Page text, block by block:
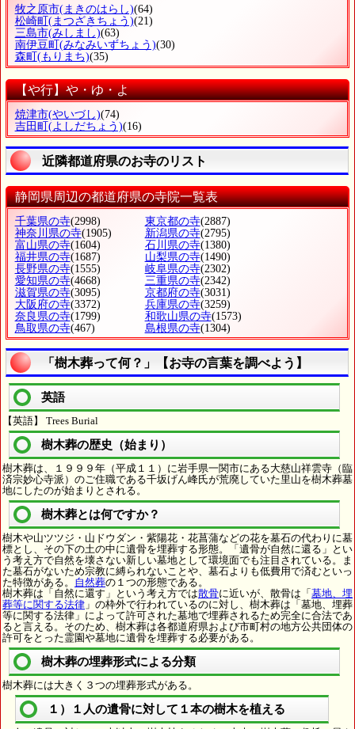
牧之原市(まきのはらし)(64)
松崎町 (まつざきちょう)(21)
三島市(みしまし)(63)
南伊豆町 (みなみいずちょう)(30)
森町 (もりまち)(35)
【や行】や・ゆ・よ
焼津市(やいづし)(74)
吉田町 (よしだちょう)(16)
近隣都道府県のお寺のリスト
静岡県周辺の都道府県の寺院一覧表
千葉県の寺(2998) 東京都の寺(2887)
神奈川県の寺(1905) 新潟県の寺(2795)
富山県の寺(1604) 石川県の寺(1380)
福井県の寺(1687) 山梨県の寺(1490)
長野県の寺(1555) 岐阜県の寺(2302)
愛知県の寺(4668) 三重県の寺(2342)
滋賀県の寺(3095) 京都府の寺(3031)
大阪府の寺(3372) 兵庫県の寺(3259)
奈良県の寺(1799) 和歌山県の寺(1573)
鳥取県の寺(467) 島根県の寺(1304)
「樹木葬って何？」【お寺の言葉を調べよう】
英語
【英語】 Trees Burial
樹木葬の歴史（始まり）
樹木葬は、１９９９年（平成１１）に岩手県一関市にある大慈山祥雲寺（臨
済宗妙心寺派）のご住職である千坂げん峰氏が荒廃していた里山を樹木葬墓
地にしたのが始まりとされる。
樹木葬とは何ですか？
樹木や山ツツジ・山ドウダン・紫陽花・花菖蒲などの花を墓石の代わりに墓
標とし、その下の土の中に遺骨を埋葬する形態。「遺骨が自然に還る」とい
う考え方で自然を壊さない新しい墓地として環境面でも注目されている。ま
た墓石がないため宗教に縛られないことや、墓石よりも低費用で済むといっ
た特徴がある。 自然葬の１つの形態である。
樹木葬は「自然に還す」という考え方では散骨に近いが、散骨は「 墓地、埋
葬等に関する法律 」の枠外で行われているのに対し、樹木葬は「墓地、埋葬
等に関する法律」によって許可された墓地で埋葬されるため完全に合法であ
ると言える。そのため、樹木葬は各都道府県および市町村の地方公共団体の
許可をとった霊園や墓地に遺骨を埋葬する必要がある。
樹木葬の埋葬形式による分類
樹木葬には大きく３つの埋葬形式がある。
１）１人の遺骨に対して１本の樹木を植える